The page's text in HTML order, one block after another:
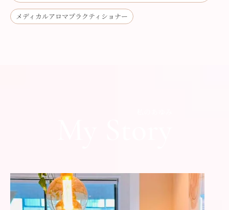
メディカルアロマプラクティショナー